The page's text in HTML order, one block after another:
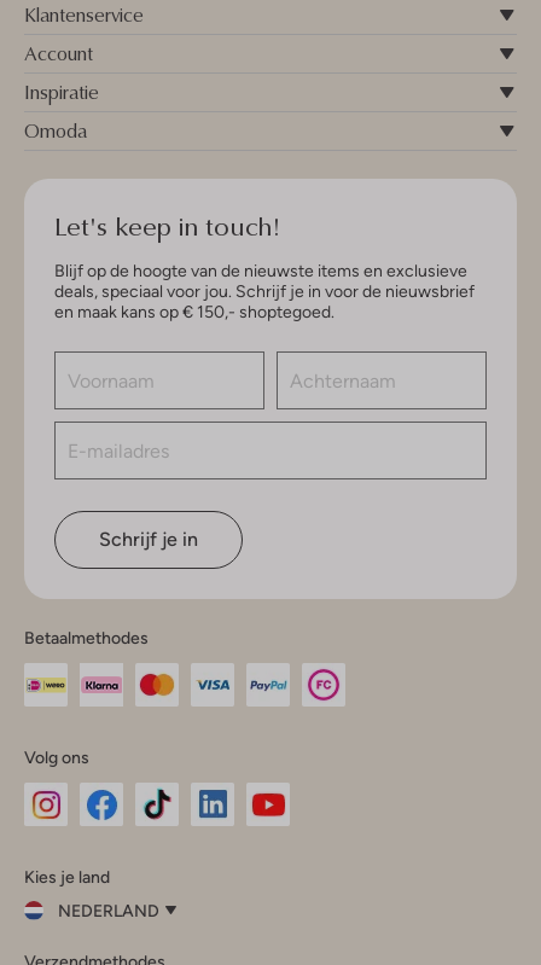
Klantenservice
Account
Inspiratie
Omoda
Let's keep in touch!
Blijf op de hoogte van de nieuwste items en exclusieve
deals, speciaal voor jou. Schrijf je in voor de nieuwsbrief
en maak kans op € 150,- shoptegoed.
Schrijf je in
Betaalmethodes
Volg ons
InstagramFacebook
Kies je land
NEDERLAND